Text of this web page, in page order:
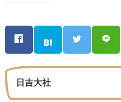
日吉大社